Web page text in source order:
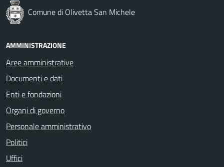
Comune di Olivetta San Michele
AMMINISTRAZIONE
Aree amministrative
Documenti e dati
Enti e fondazioni
Organi di governo
Personale amministrativo
Politici
Uffici